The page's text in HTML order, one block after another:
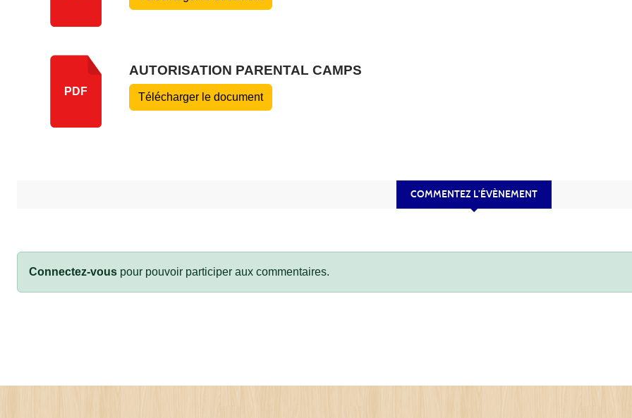
PDF
AUTORISATION PARENTAL CAMPS
Télécharger le document
COMMENTEZ L’ÉVÈNEMENT
Connectez-vous pour pouvoir participer aux commentaires.